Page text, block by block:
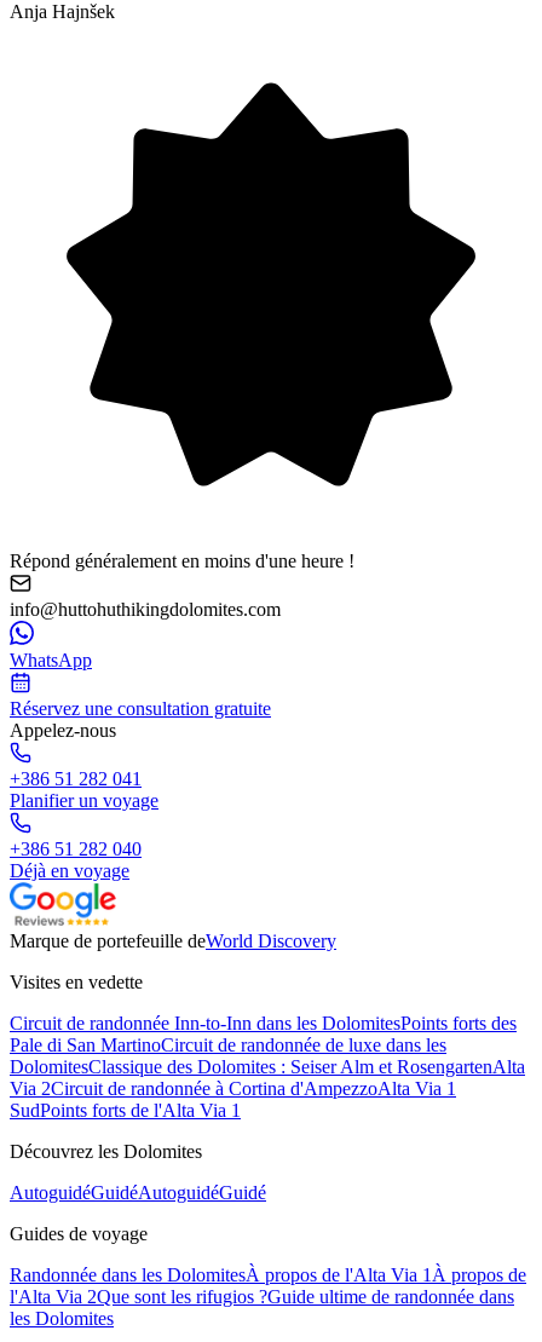
Anja Hajnšek
Répond généralement en moins d'une heure !
info@huttohuthikingdolomites.com
WhatsApp
Réservez une consultation gratuite
Appelez-nous
+386 51 282 041
Planifier un voyage
+386 51 282 040
Déjà en voyage
Marque de portefeuille deWorld Discovery
Visites en vedette
Circuit de randonnée Inn-to-Inn dans les DolomitesPoints forts des
Pale di San MartinoCircuit de randonnée de luxe dans les
DolomitesClassique des Dolomites : Seiser Alm et RosengartenAlta
Via 2Circuit de randonnée à Cortina d'AmpezzoAlta Via 1
SudPoints forts de l'Alta Via 1
Découvrez les Dolomites
AutoguidéGuidéAutoguidéGuidé
Guides de voyage
Randonnée dans les DolomitesÀ propos de l'Alta Via 1À propos de
l'Alta Via 2Que sont les rifugios ?Guide ultime de randonnée dans
les Dolomites